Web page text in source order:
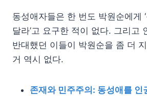
동성애자들은 한 번도 박원순에게
달라’고 요구한 적이 없다. 그리고
반대했던 이들이 박원순을 좀 더
거 역시 없다.
존재와 민주주의: 동성애를 인